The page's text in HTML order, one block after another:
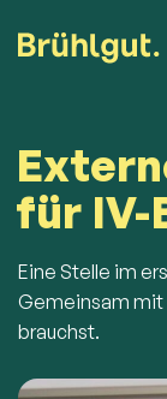
für IV-
Eine Stelle im
Gemeinsam mit
brauchst.